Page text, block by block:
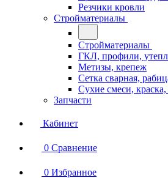
Резчики кровли
Стройматериалы
Стройматериалы
ГКЛ, профили,
Метизы, крепеж
Сетка сварная,
Сухие смеси,
Запчасти
Кабинет
0 Сравнение
0 Избранное